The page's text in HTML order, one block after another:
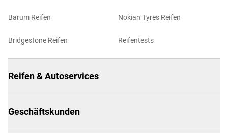
Barum Reifen
Bridgestone Reifen
Nokian Tyres Reifen
Reifentests
Reifen & Autoservices
Geschäftskunden